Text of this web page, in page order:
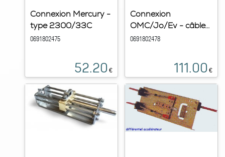
Connexion Mercury -
type 2300/33C
0691802475
52.20 €
Connexion
OMC/Jo/Ev - câble...
0691802478
111.00 €